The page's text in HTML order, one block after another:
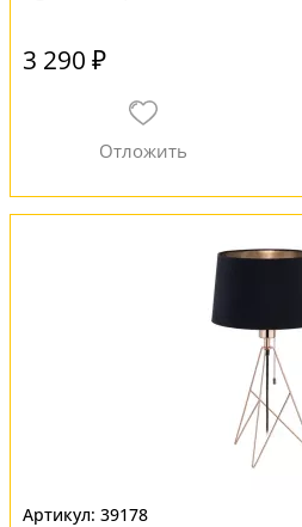
3 290 ₽
39178